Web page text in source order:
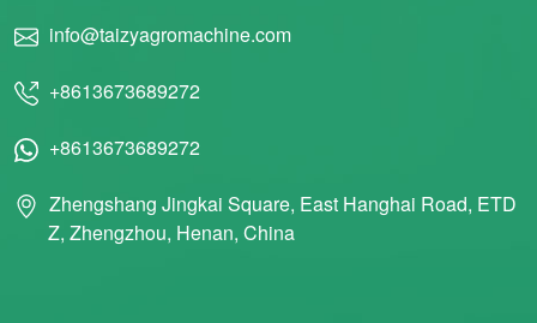
info@taizyagromachine.com
+8613673689272
+8613673689272
Zhengshang Jingkai Square, East Hanghai Road, ETD
Z, Zhengzhou, Henan, China